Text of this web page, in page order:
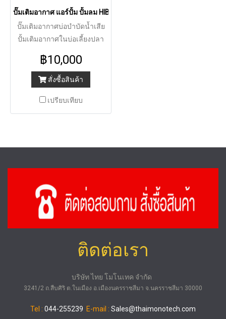
ปั๊มเติมอากาศ แอร์ปั้ม ปั้มลม HIBLOW AIRPUMP HP40
ปั๊มเติมอากาศบ่อบำบัดน้ำเสีย
ปั้มเติมอากาศในบ่อเลี้ยงปลา
ลิตร/นาที เติมลมต่อเนื่อง เสียง
เงียบ ไม่รบกวน
฿10,000
สั่งซื้อสินค้า
เปรียบเทียบ
ติดต่อเรา
บริษัท ไทย โมโนเทค จำกัด
3241/2 ถ.สืบศิริ ต.ในเมือง อ.เมืองนครราชสีมา จ.นครราชสีมา 30000
Tel : 044-255239 E-mail : Sales@thaimonotech.com